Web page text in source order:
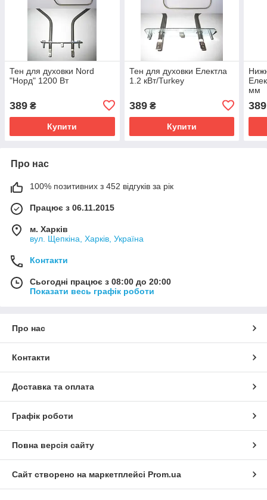
Тен для духовки Nord
"Норд" 1200 Вт
389 ₴
Купити
Тен для духовки Електла
1.2 кВт/Turkey
389₴
Купити
мм
389
Про нас
100% позитивних з 452 відгуків за рік
Працює з 06.11.2015
м. Харків
вул. Щепкіна, Харків, Україна
Контакти
Сьогодні працює з 08:00 до 20:00
Показати весь графік роботи
Про нас
Контакти
Доставка та оплата
Графік роботи
Повна версія сайту
Сайт створено на маркетплейсі Prom.ua